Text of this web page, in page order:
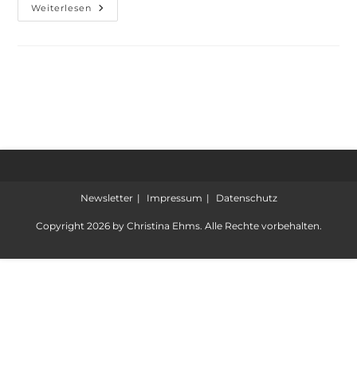
Weiterlesen
Newsletter Impressum Datenschutz
Copyright 2026 by Christina Ehms. Alle Rechte vorbehalten.